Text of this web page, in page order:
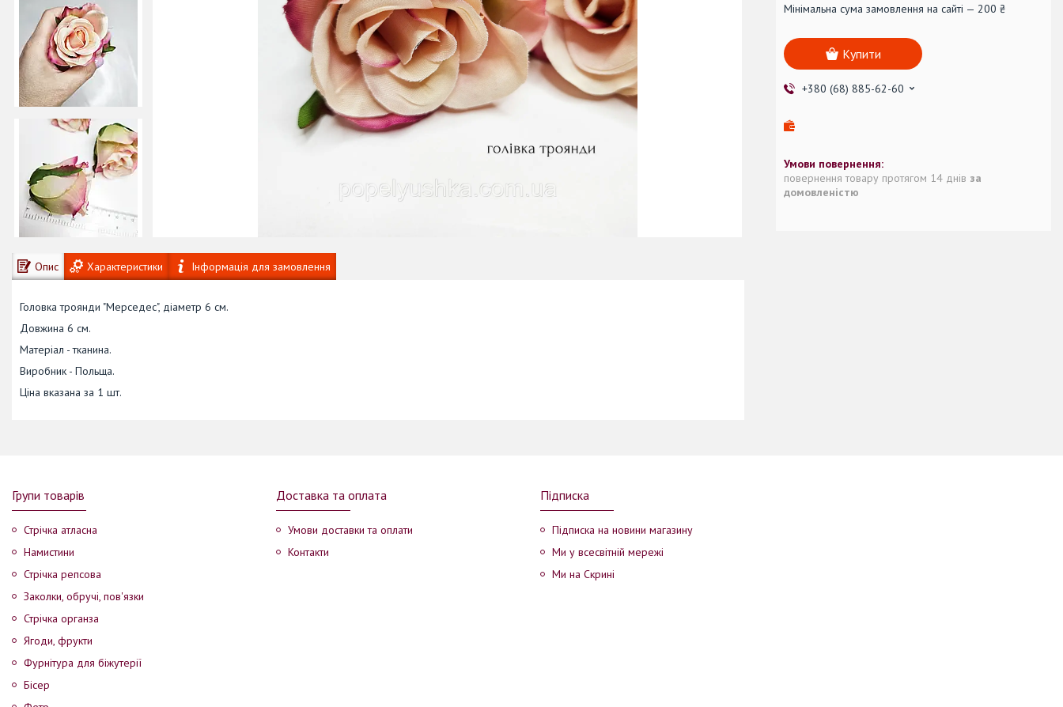
Опис Характеристики Інформація для замовлення
Головка троянди "Мерседес", діаметр 6 см.
Довжина 6 см.
Матеріал - тканина.
Виробник - Польща.
Ціна вказана за 1 шт.
Мінімальна сума замовлення на сайті — 200 ₴
Купити
+380 (68) 885-62-60
повернення товару протягом 14 днів за
домовленістю
Групи товарів
Стрічка атласна
Намистини
Стрічка репсова
Заколки, обручі, пов'язки
Стрічка органза
Ягоди, фрукти
Фурнітура для біжутерії
Бісер
Доставка та оплата
Умови доставки та оплати
Контакти
Підписка
Підписка на новини магазину
Ми у всесвітній мережі
Ми на Скрині